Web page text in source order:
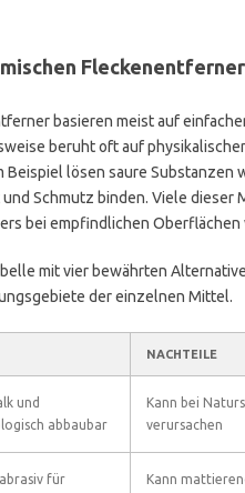
basieren meist auf
beruht oft auf
lösen saure Substanzen
Schmutz binden. Viele dieser
bei empfindlichen Oberflächen
mit vier bewährten
der einzelnen Mittel.
NACHTEILE
und
abbaubar
Kann bei
verursachen
für
Kann